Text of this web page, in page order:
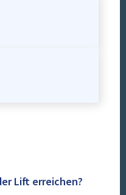
Lift erreichen?